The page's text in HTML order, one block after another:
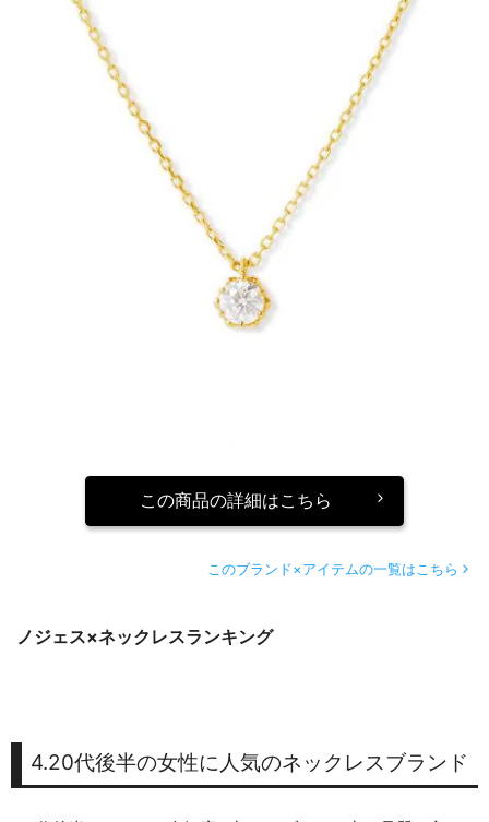
この商品の詳細はこちら
このブランド×アイテムの一覧はこちら
ノジェス×ネックレスランキング
4.20代後半の女性に人気のネックレスブランド